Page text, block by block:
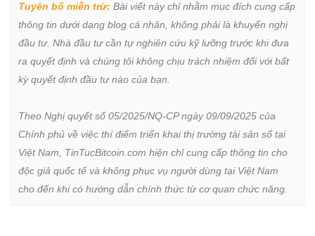
Tuyên bố miễn trừ: Bài viết này chỉ nhằm mục đích cung cấp
thông tin dưới dạng blog cá nhân, không phải là khuyến nghị
đầu tư. Nhà đầu tư cần tự nghiên cứu kỹ lưỡng trước khi đưa
ra quyết định và chúng tôi không chịu trách nhiệm đối với bất
kỳ quyết định đầu tư nào của bạn.
Theo Nghị quyết số 05/2025/NQ-CP ngày 09/09/2025 của
Chính phủ về việc thí điểm triển khai thị trường tài sản số tại
Việt Nam, TinTucBitcoin.com hiện chỉ cung cấp thông tin cho
độc giả quốc tế và không phục vụ người dùng tại Việt Nam
cho đến khi có hướng dẫn chính thức từ cơ quan chức năng.